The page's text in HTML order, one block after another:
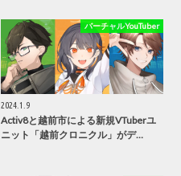
バーチャルYouTuber
2024.1.9
Activ8と越前市による新規VTuberユ
ニット「越前クロニクル」がデ…